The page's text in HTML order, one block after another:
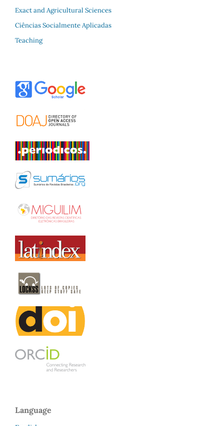
Exact and Agricultural Sciences
Ciências Socialmente Aplicadas
Teaching
Language